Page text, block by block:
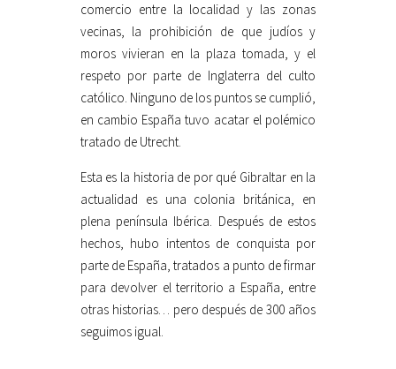
comercio entre la localidad y las zonas
vecinas, la prohibición de que judíos y
moros vivieran en la plaza tomada, y el
respeto por parte de Inglaterra del culto
católico. Ninguno de los puntos se cumplió,
en cambio España tuvo acatar el polémico
tratado de Utrecht.
Esta es la historia de por qué Gibraltar en la
actualidad es una colonia británica, en
plena península Ibérica. Después de estos
hechos, hubo intentos de conquista por
parte de España, tratados a punto de firmar
para devolver el territorio a España, entre
otras historias… pero después de 300 años
seguimos igual.